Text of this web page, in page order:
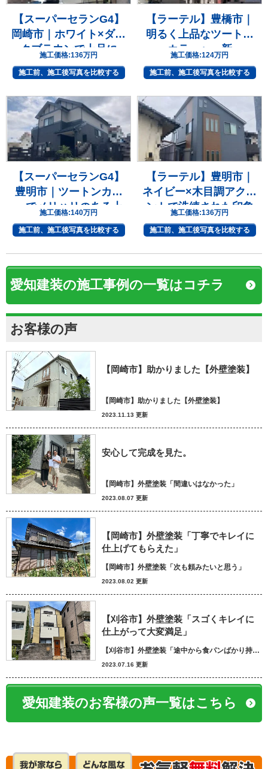
【スーパーセランG4】
岡崎市｜ホワイト×ダー
クブラウンで上品に
施工価格:136万円
施工前、施工後写真を比較する
【ラーテル】豊橋市｜
明るく上品なツートン
カラーへ一新
施工価格:124万円
施工前、施工後写真を比較する
【スーパーセランG4】
豊明市｜ツートンカラ
ーでメリハリのある上
質な住まいへ
施工価格:140万円
施工前、施工後写真を比較する
【ラーテル】豊明市｜
ネイビー×木目調アクセ
ントで洗練された印象
へ
施工価格:136万円
施工前、施工後写真を比較する
愛知建装の施工事例の一覧はコチラ
お客様の声
【岡崎市】助かりました【外壁塗装】
【岡崎市】助かりました【外壁塗装】
2023.11.13 更新
安心して完成を見た。
【岡崎市】外壁塗装「間違いはなかった」
2023.08.07 更新
【岡崎市】外壁塗装「丁寧でキレイに
仕上げてもらえた」
【岡崎市】外壁塗装「次も頼みたいと思う」
2023.08.02 更新
【刈谷市】外壁塗装「スゴくキレイに
仕上がって大変満足」
【刈谷市】外壁塗装「途中から食パンばかり持ってきてパン屋さんかと思いました笑」
2023.07.16 更新
愛知建装のお客様の声一覧はこちら